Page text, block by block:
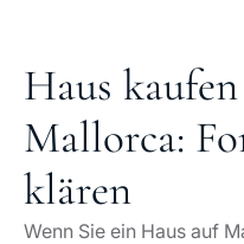
Haus kaufen
Mallorca:
klären
Wenn Sie ein Haus auf